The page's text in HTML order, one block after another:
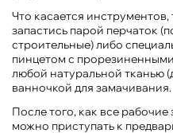
Что касается
запастись парой перчаток
строительные) либо
пинцетом с
любой натуральной тканью
ванночкой для замачивания.
После того, как все
можно приступать к